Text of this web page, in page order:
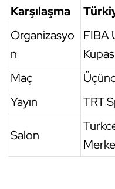
Karşılaşma
Organizasyo
n
FIBA
Maç
Yayın
TRT
Salon
Triatlon
Vücut Geliştirme
Wushu Kungfu
Yelken